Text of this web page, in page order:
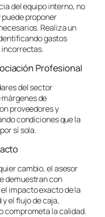
del equipo interno, no
proponer
Realiza un
gastos
Profesional
del sector
de
proveedores y
condiciones que la
sí sola.
cambio, el asesor
demuestran con
impacto exacto de la
el flujo de caja,
comprometa la calidad.